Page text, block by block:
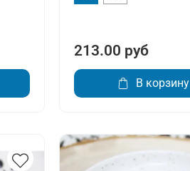
213.00 руб
В корзину